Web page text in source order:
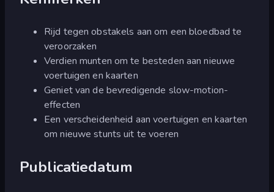
Rijd tegen obstakels aan om een bloedbad te
veroorzaken
Verdien munten om te besteden aan nieuwe
voertuigen en kaarten
Geniet van de bevredigende slow-motion-
effecten
Een verscheidenheid aan voertuigen en kaarten
om nieuwe stunts uit te voeren
Publicatiedatum